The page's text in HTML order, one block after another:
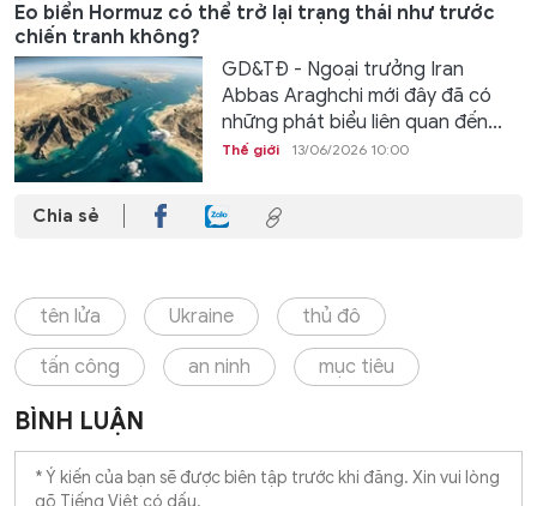
Eo biển Hormuz có thể trở lại trạng thái như trước
chiến tranh không?
GD&TĐ - Ngoại trưởng Iran
Abbas Araghchi mới đây đã có
những phát biểu liên quan đến...
Thế giới 13/06/2026 10:00
Chia sẻ
tên lửa Ukraine thủ đô
tấn công an ninh mục tiêu
BÌNH LUẬN